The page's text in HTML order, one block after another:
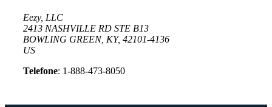
Eezy, LLC
2413 NASHVILLE RD STE B13
BOWLING GREEN, KY, 42101-4136
US
Telefone: 1-888-473-8050